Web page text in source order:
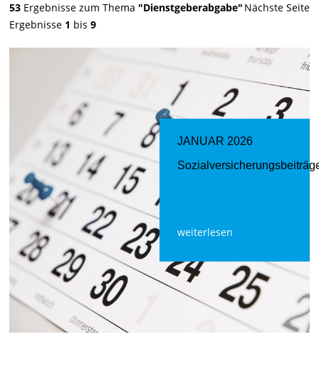
53 Ergebnisse zum Thema "Dienstgeberabgabe"
Ergebnisse 1 bis 9
Nächste Seite
JANUAR 2026
weiterlesen